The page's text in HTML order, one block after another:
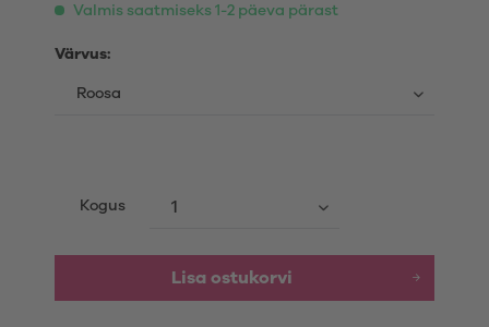
Valmis saatmiseks 1-2 päeva pärast
Värvus:
Kogus
Lisa ostukorvi